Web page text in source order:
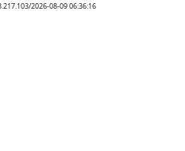
2026-08-09 06:36:16